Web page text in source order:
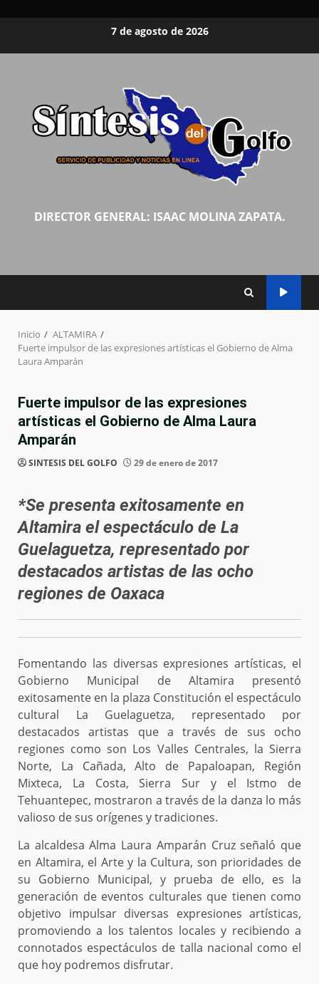
7 de agosto de 2026
DIRECTOR GENERAL: ISAAC MOLINA ZAPATA.
Inicio
ALTAMIRA
Fuerte impulsor de las expresiones artísticas el Gobierno de Alma
Laura Amparán
Fuerte impulsor de las expresiones
artísticas el Gobierno de Alma Laura
Amparán
SINTESIS DEL GOLFO 29 de enero de 2017
*Se presenta exitosamente en
Altamira el espectáculo de La
Guelaguetza, representado por
destacados artistas de las ocho
regiones de Oaxaca
Fomentando las diversas expresiones artísticas, el
Gobierno Municipal de Altamira presentó
exitosamente en la plaza Constitución el espectáculo
cultural La Guelaguetza, representado por
destacados artistas que a través de sus ocho
regiones como son Los Valles Centrales, la Sierra
Norte, La Cañada, Alto de Papaloapan, Región
Mixteca, La Costa, Sierra Sur y el Istmo de
Tehuantepec, mostraron a través de la danza lo más
valioso de sus orígenes y tradiciones.
La alcaldesa Alma Laura Amparán Cruz señaló que
en Altamira, el Arte y la Cultura, son prioridades de
su Gobierno Municipal, y prueba de ello, es la
generación de eventos culturales que tienen como
objetivo impulsar diversas expresiones artísticas,
promoviendo a los talentos locales y recibiendo a
connotados espectáculos de talla nacional como el
que hoy podremos disfrutar.